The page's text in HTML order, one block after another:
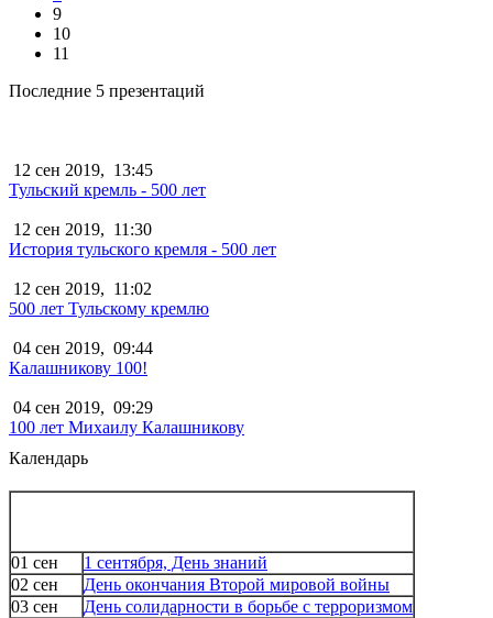
9
10
11
Последние 5 презентаций
12 сен 2019, 13:45
Тульский кремль - 500 лет
12 сен 2019, 11:30
История тульского кремля - 500 лет
12 сен 2019, 11:02
500 лет Тульскому кремлю
04 сен 2019, 09:44
Калашникову 100!
04 сен 2019, 09:29
100 лет Михаилу Калашникову
Календарь
01 сен
1 сентября, День знаний
02 сен
День окончания Второй мировой войны
03 сен
День солидарности в борьбе с терроризмом